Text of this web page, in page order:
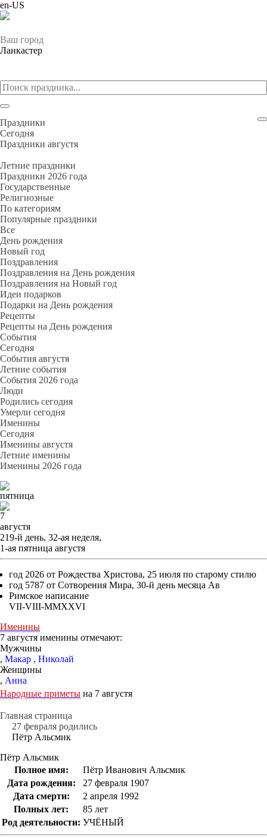
en-US
Ваш город
Ланкастер
Праздники
Cегодня
Праздники августя
Летние праздники
Праздники 2026 года
Государственные
Религиозные
По категориям
Популярные праздники
Все
День рождения
Новый год
Поздравления
Поздравления на День рождения
Поздравления на Новый год
Идеи подарков
Подарки на День рождения
Рецепты
Рецепты на День рождения
События
Cегодня
События августя
Летние события
События 2026 года
Люди
Родились сегодня
Умерли сегодня
Именины
Cегодня
Именины августя
Летние именины
Именины 2026 года
пятница
7
августя
219-й день, 32-ая неделя,
1-ая пятница августя
год 2026 от Рождества Христова, 25 июля по старому стилю
год 5787 от Сотворения Мира, 30-й день месяца Ав
Римское написание
VII-VIII-MMXXVI
Именины
7 августя именины отмечают:
Мужчины
, Макар , Николай
Женщины
, Анна
Народные приметы на 7 августя
Главная страница
27 февраля родились
Пётр Альсмик
Пётр Альсмик
Полное имя:
Пётр Иванович Альсмик
Дата рождения:
27 февраля 1907
Дата смерти:
2 апреля 1992
Полных лет:
85 лет
Род деятельности: УЧЁНЫЙ